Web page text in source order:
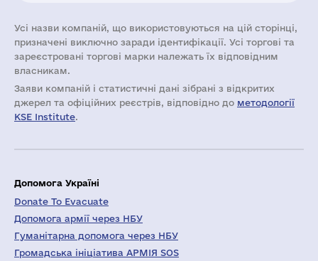
Усі назви компаній, що використовуються на цій сторінці,
призначені виключно заради ідентифікації. Усі торгові та
зареєстровані торгові марки належать їх відповідним
власникам.
Заяви компаній i статистичні дані зібрані з відкритих
джерел та офіційних реєстрів, відповідно до методології
KSE Institute.
Допомога Україні
Donate To Evacuate
Допомога армії через НБУ
Гуманітарна допомога через НБУ
Громадська ініціатива АРМІЯ SOS